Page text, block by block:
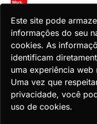
Este site pode
informações do seu
cookies. As
identificam
uma experiência web
Uma vez que
privacidade, você
uso de cookies.
Copyright 2026 Faciap.
Desenvolvido por Zion